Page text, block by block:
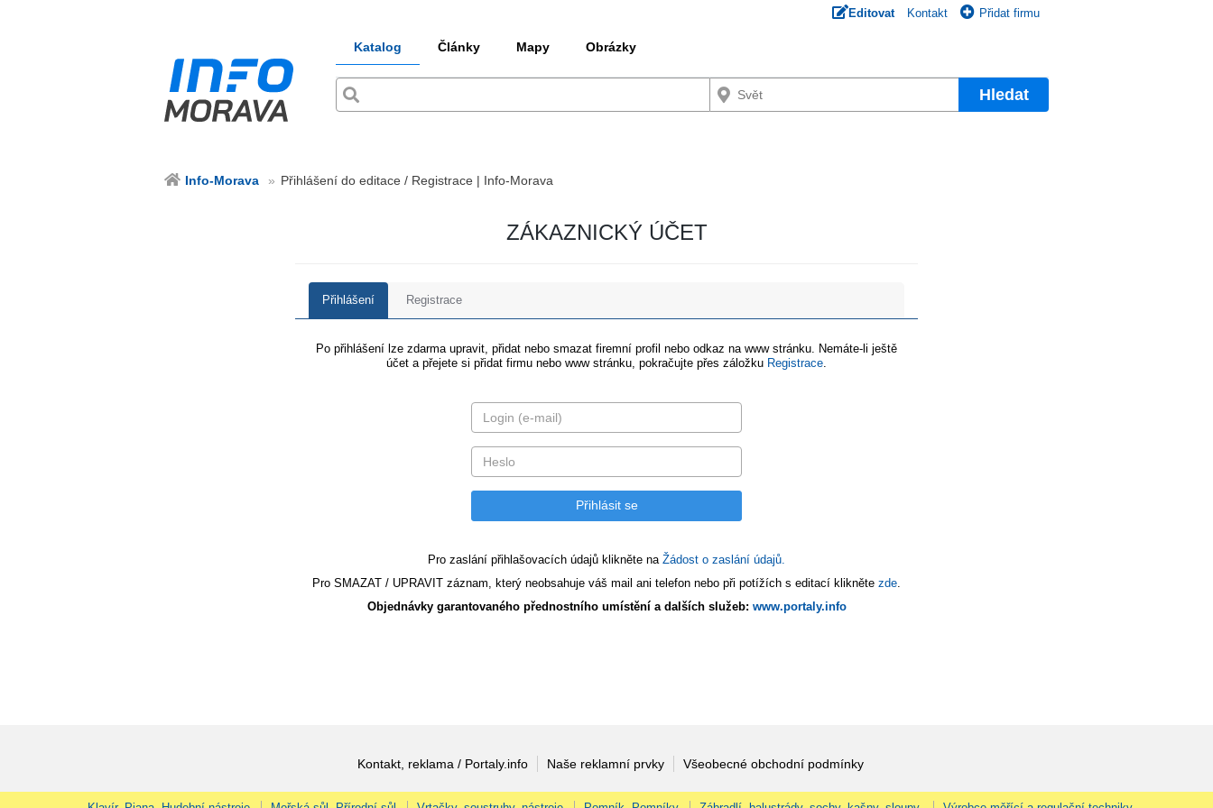
Editovat Kontakt Přidat firmu
Katalog Články Mapy Obrázky
Hledat
Info-Morava Přihlášení do editace / Registrace | Info-Morava
ZÁKAZNICKÝ ÚČET
Přihlášení Registrace
Po přihlášení lze zdarma upravit, přidat nebo smazat firemní profil nebo odkaz na www stránku. Nemáte-li ještě
účet a přejete si přidat firmu nebo www stránku, pokračujte přes záložku Registrace
Pro zaslání přihlašovacích údajů klikněte na Žádost o zaslání údajů.
Pro SMAZAT / UPRAVIT záznam, který neobsahuje váš mail ani telefon nebo při potížích s editací klikněte zde
Objednávky garantovaného přednostního umístění a dalších služeb: www.portaly.info
Kontakt, reklama / Portaly.info Naše reklamní prvky Všeobecné obchodní podmínky